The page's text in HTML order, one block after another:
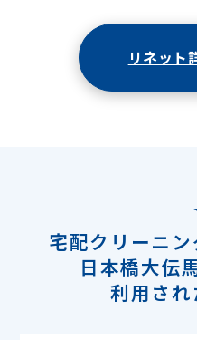
リネット
宅配クリーニ
日本橋大伝
利用さ